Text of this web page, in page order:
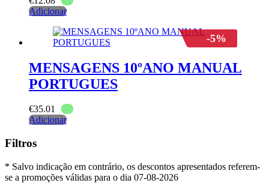
Adicionar
-5%
MENSAGENS 10ºANO MANUAL
PORTUGUES
€35.01
Adicionar
Filtros
* Salvo indicação em contrário, os descontos apresentados referem-
se a promoções válidas para o dia 07-08-2026